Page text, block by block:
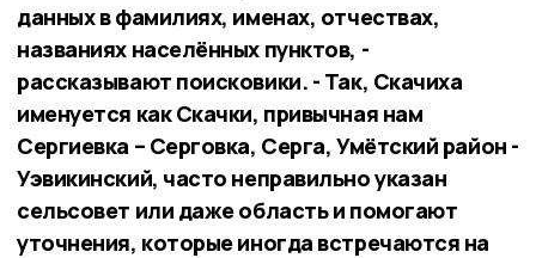
данных в фамилиях, именах, отчествах,
названиях населённых пунктов, -
рассказывают поисковики. - Так, Скачиха
именуется как Скачки, привычная нам
Сергиевка – Серговка, Серга, Умётский район -
Уэвикинский, часто неправильно указан
сельсовет или даже область и помогают
уточнения, которые иногда встречаются на